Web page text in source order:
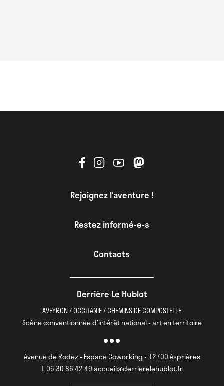
Rejoignez l’aventure !
Restez informé-e-s
Contacts
Derrière Le Hublot
AVEYRON / OCCITANIE / CHEMINS DE COMPOSTELLE
Scène conventionnée d’intérêt national - art en territoire
Avenue de Rodez - Espace Coworking - 12700 Asprières
T. 06 30 86 42 49 accueil@derrierelehublot.fr